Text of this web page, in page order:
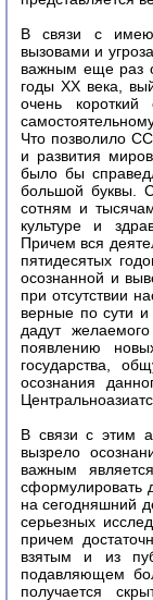
В связи с
вызовами и
важным еще раз
годы ХХ века,
очень
Что позволило
и развития
было бы
большой буквы.
сотням и
культуре и
Причем вся
пятидесятых
осознанной и
при отсутствии
верные по сути
дадут
появлению
государства,
осознания
В связи с этим
вызрело
важным
сформулировать
на сегодняшний
серьезных
причем
взятым и из
подавляющем
получается